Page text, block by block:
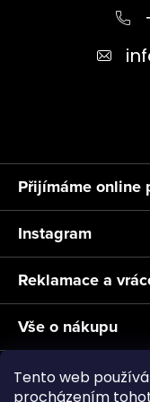
Tento web
procházením
Přijímáme online
Instagram
Reklamace a
Vše o nákupu
Informace pro Vás